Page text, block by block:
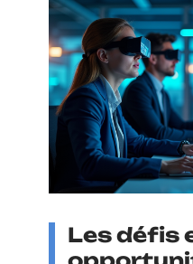
Les défis